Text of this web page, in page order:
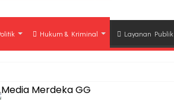
Hukum & Kriminal Layanan Publik
KM Mutiara Sentosa II